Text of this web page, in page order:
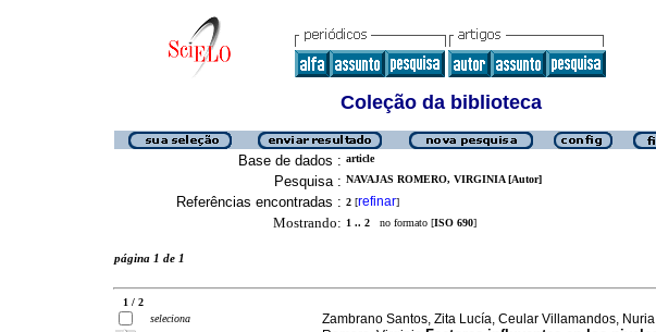
Coleção da biblioteca
Base de dados : article
Pesquisa : NAVAJAS ROMERO, VIRGINIA [Autor]
Referências encontradas : 2 [refinar]
Mostrando: 1 .. 2 no formato [ISO 690]
página 1 de 1
1 / 2
seleciona
Zambrano Santos, Zita Lucía, Ceular Villamandos,